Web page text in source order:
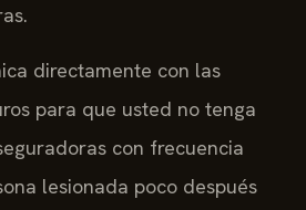
directamente con las
para que usted no tenga
con frecuencia
lesionada poco después